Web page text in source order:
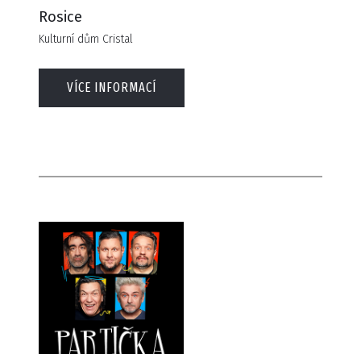
Rosice
Kulturní dům Cristal
VÍCE INFORMACÍ